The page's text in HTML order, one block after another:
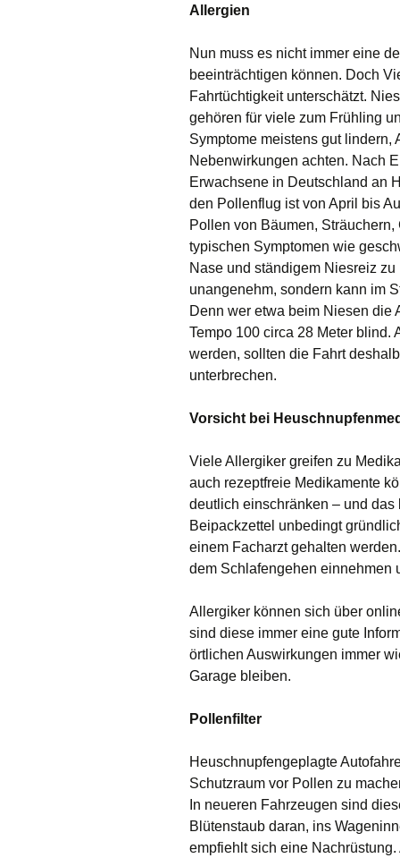
Allergien
Nun muss es nicht immer eine
beeinträchtigen können. Doch
Fahrtüchtigkeit unterschätzt.
gehören für viele zum Frühling
Symptome meistens gut lindern,
Nebenwirkungen achten. Nach
Erwachsene in Deutschland an
den Pollenflug ist von April bis
Pollen von Bäumen,
typischen Symptomen wie
Nase und ständigem Niesreiz
unangenehm, sondern kann im
Denn wer etwa beim Niesen die
Tempo 100 circa 28 Meter blind.
werden, sollten die Fahrt
unterbrechen.
Vorsicht bei
Viele Allergiker greifen zu
auch rezeptfreie Medikamente
deutlich einschränken – und das
Beipackzettel unbedingt
einem Facharzt gehalten
dem Schlafengehen einnehmen
Allergiker können sich über
sind diese immer eine gute
örtlichen Auswirkungen immer
Garage bleiben.
Pollenfilter
Heuschnupfengeplagte
Schutzraum vor Pollen zu
In neueren Fahrzeugen sind
Blütenstaub daran, ins
empfiehlt sich eine